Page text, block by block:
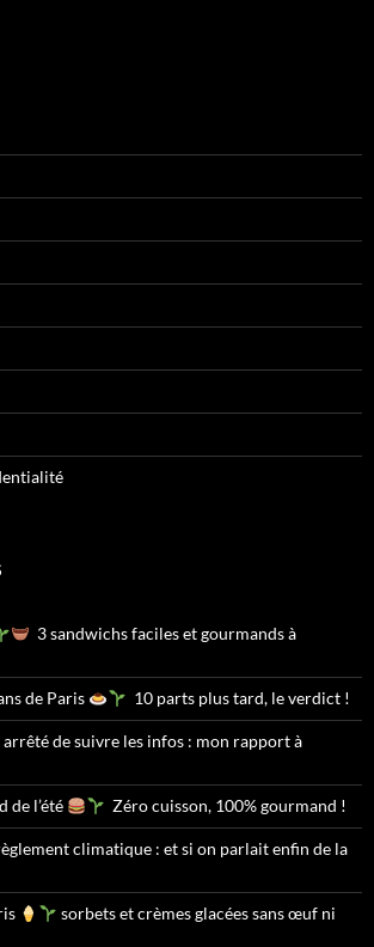
3 sandwichs faciles et gourmands à
de Paris 10 parts plus tard, le verdict !
arrêté de suivre les infos : mon rapport à
de l’été Zéro cuisson, 100% gourmand !
climatique : et si on parlait enfin de la
sorbets et crèmes glacées sans œuf ni